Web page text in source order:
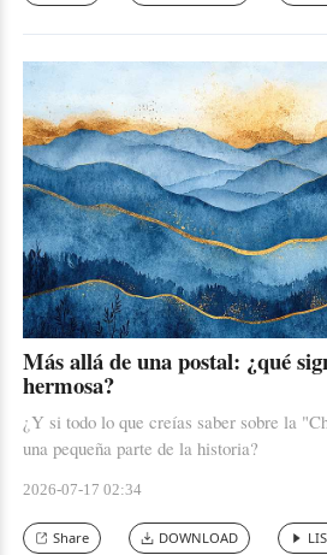
Más allá de una postal: ¿qué
hermosa?
¿Y si todo lo que creías saber sobre la
una pequeña parte de la historia?
2026-07-17 02:34
Share DOWNLOAD